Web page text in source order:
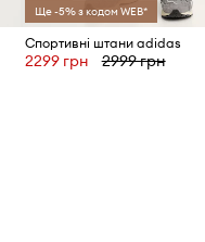
Ще -5% з кодом WEB*
Спортивні штани adidas
2299 грн 2999 грн